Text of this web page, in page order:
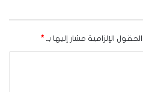
الحقول الإلزامية مشار إليها بـ *